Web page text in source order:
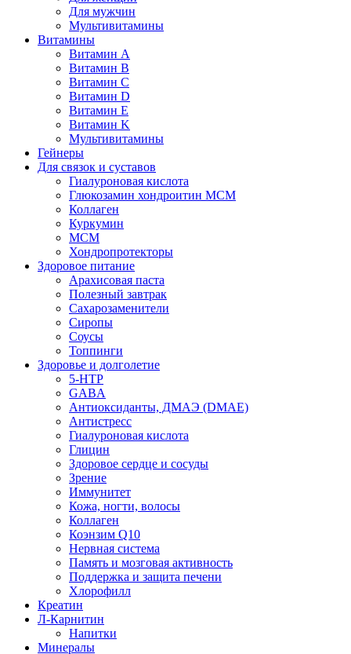
Для мужчин
Мультивитамины
Витамины
Витамин A
Витамин B
Витамин C
Витамин D
Витамин E
Витамин K
Мультивитамины
Гейнеры
Для связок и суставов
Гиалуроновая кислота
Глюкозамин хондроитин МСМ
Коллаген
Куркумин
МСМ
Хондропротекторы
Здоровое питание
Арахисовая паста
Полезный завтрак
Сахарозаменители
Сиропы
Соусы
Топпинги
Здоровье и долголетие
5-HTP
GABA
Антиоксиданты, ДМАЭ (DMAE)
Антистресс
Гиалуроновая кислота
Глицин
Здоровое сердце и сосуды
Зрение
Иммунитет
Кожа, ногти, волосы
Коллаген
Коэнзим Q10
Нервная система
Память и мозговая активность
Поддержка и защита печени
Хлорофилл
Креатин
Л-Карнитин
Напитки
Минералы